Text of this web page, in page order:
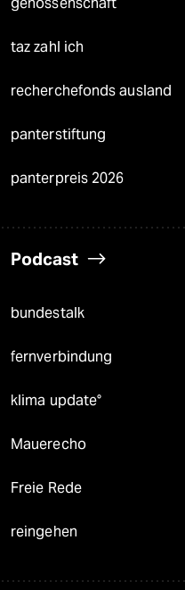
taz zahl ich
recherchefonds ausland
panterstiftung
panterpreis 2026
Podcast
bundestalk
fernverbindung
klima update°
Mauerecho
Freie Rede
reingehen